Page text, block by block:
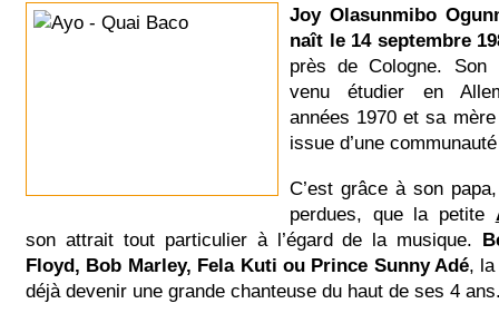
Joy Olasunmibo
naît le 14 septembre
près de Cologne. Son
venu étudier en
années 1970 et sa
issue d’une
C’est grâce à son
perdues, que la petite
son attrait tout particulier à l’égard de la musique.
Floyd, Bob Marley, Fela Kuti ou Prince Sunny Adé,
déjà devenir une grande chanteuse du haut de ses 4